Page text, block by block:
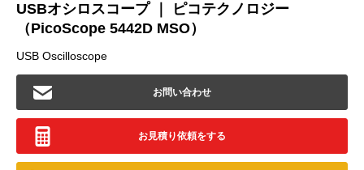
USBオシロスコープ ｜ ピコテクノロジー
（PicoScope 5442D MSO）
USB Oscilloscope
お問い合わせ
お見積り依頼をする